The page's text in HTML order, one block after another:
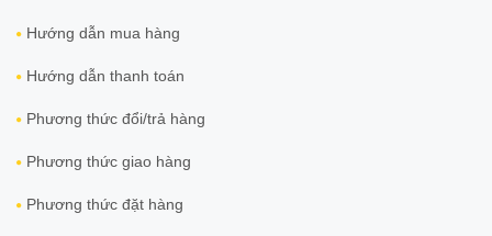
Hướng dẫn mua hàng
Hướng dẫn thanh toán
Phương thức đổi/trả hàng
Phương thức giao hàng
Phương thức đặt hàng